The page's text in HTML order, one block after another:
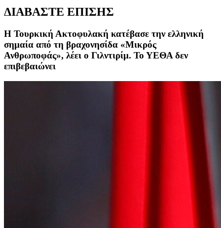
ΔΙΑΒΑΣΤΕ ΕΠΙΣΗΣ
Η Τουρκική Ακτοφυλακή κατέβασε την ελληνική
σημαία από τη βραχονησίδα «Μικρός
Ανθρωποφάς», λέει ο Γιλντιρίμ. Το ΥΕΘΑ δεν
επιβεβαιώνει